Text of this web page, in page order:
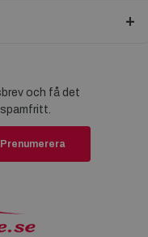
och få det
Prenumerera